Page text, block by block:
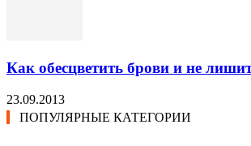
Как обесцветить брови и не
23.09.2013
ПОПУЛЯРНЫЕ КАТЕГОРИИ